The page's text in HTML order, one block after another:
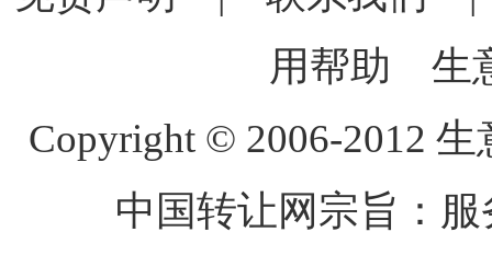
用帮助
生
Copyright © 2006-2012 生
中国转让网宗旨：